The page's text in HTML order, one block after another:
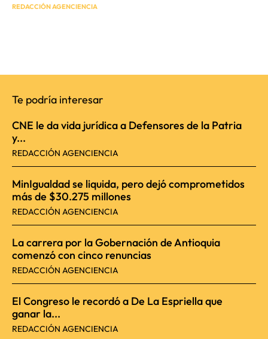
REDACCIÓN AGENCIENCIA
Te podría interesar
CNE le da vida jurídica a Defensores de la Patria
y...
REDACCIÓN AGENCIENCIA
MinIgualdad se liquida, pero dejó comprometidos
más de $30.275 millones
REDACCIÓN AGENCIENCIA
La carrera por la Gobernación de Antioquia
comenzó con cinco renuncias
REDACCIÓN AGENCIENCIA
El Congreso le recordó a De La Espriella que
ganar la...
REDACCIÓN AGENCIENCIA